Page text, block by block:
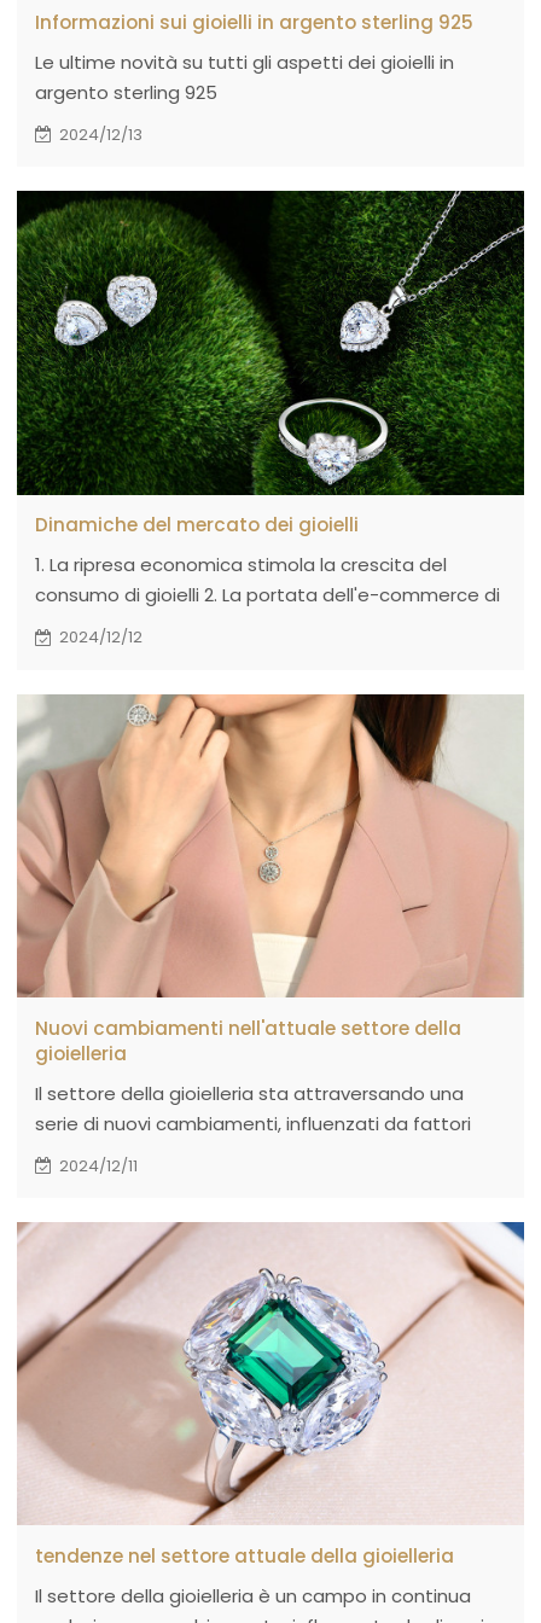
Informazioni sui gioielli in argento sterling 925
Le ultime novità su tutti gli aspetti dei gioielli in
argento sterling 925
2024/12/13
Dinamiche del mercato dei gioielli
1. La ripresa economica stimola la crescita del
consumo di gioielli 2. La portata dell'e-commerce di
gioielli continua ad espandersi
2024/12/12
Nuovi cambiamenti nell'attuale settore della
gioielleria
Il settore della gioielleria sta attraversando una
serie di nuovi cambiamenti, influenzati da fattori
quali i progressi tecnologici, i cambiamenti nelle
2024/12/11
tendenze nel settore attuale della gioielleria
Il settore della gioielleria è un campo in continua